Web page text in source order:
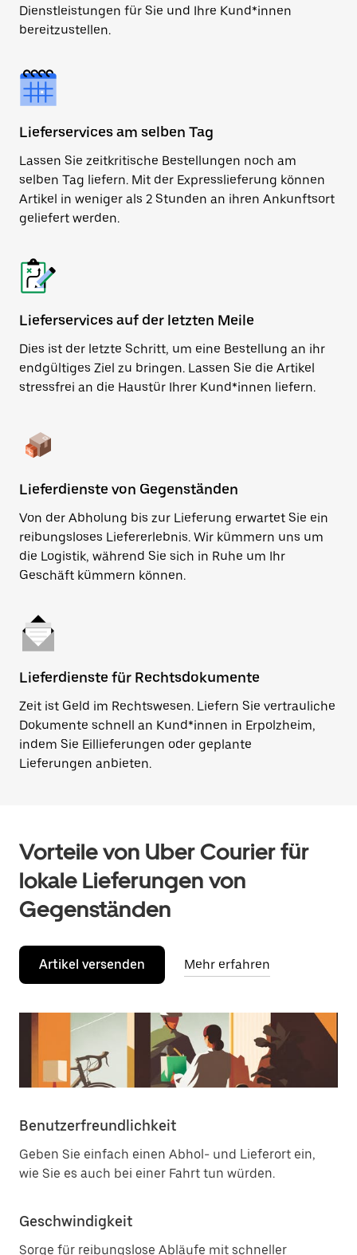
Dienstleistungen für Sie und Ihre Kund*innen
bereitzustellen.
Lieferservices am selben Tag
Lassen Sie zeitkritische Bestellungen noch am
selben Tag liefern. Mit der Expresslieferung können
Artikel in weniger als 2 Stunden an ihren Ankunftsort
geliefert werden.
Lieferservices auf der letzten Meile
Dies ist der letzte Schritt, um eine Bestellung an ihr
endgültiges Ziel zu bringen. Lassen Sie die Artikel
stressfrei an die Haustür Ihrer Kund*innen liefern.
Lieferdienste von Gegenständen
Von der Abholung bis zur Lieferung erwartet Sie ein
reibungsloses Liefererlebnis. Wir kümmern uns um
die Logistik, während Sie sich in Ruhe um Ihr
Geschäft kümmern können.
Lieferdienste für Rechtsdokumente
Zeit ist Geld im Rechtswesen. Liefern Sie vertrauliche
Dokumente schnell an Kund*innen in Erpolzheim,
indem Sie Eillieferungen oder geplante
Lieferungen anbieten.
Vorteile von Uber Courier für
lokale Lieferungen von
Gegenständen
Artikel versenden Mehr erfahren
Benutzerfreundlichkeit
Geben Sie einfach einen Abhol- und Lieferort ein,
wie Sie es auch bei einer Fahrt tun würden.
Geschwindigkeit
Sorge für reibungslose Abläufe mit schneller